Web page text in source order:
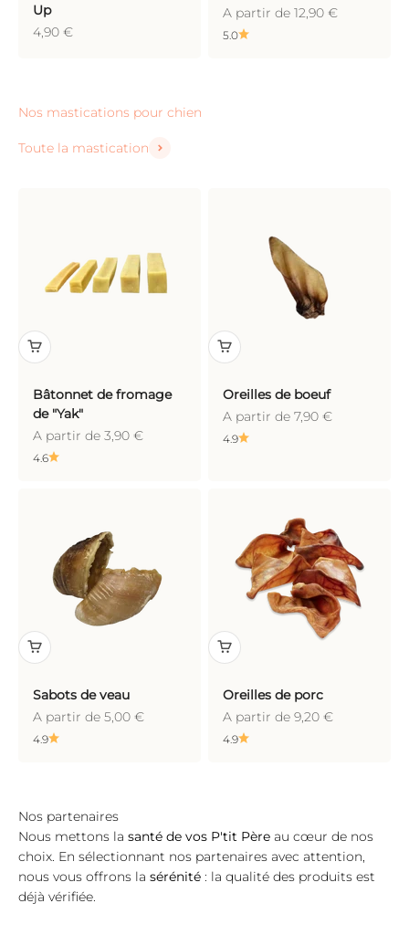
Up
Prix de vente
4,90 €
Prix de vente
A partir de 12,90 €
5.0
Toute la mastication
Bâtonnet de fromage
de "Yak"
Prix de vente
A partir de 3,90 €
4.6
Oreilles de boeuf
Prix de vente
A partir de 7,90 €
4.9
Sabots de veau
Prix de vente
A partir de 5,00 €
4.9
Oreilles de porc
Prix de vente
A partir de 9,20 €
4.9
Nous mettons la santé de vos P'tit Père au cœur de nos
choix. En sélectionnant nos partenaires avec attention,
nous vous offrons la sérénité : la qualité des produits est
déjà vérifiée.